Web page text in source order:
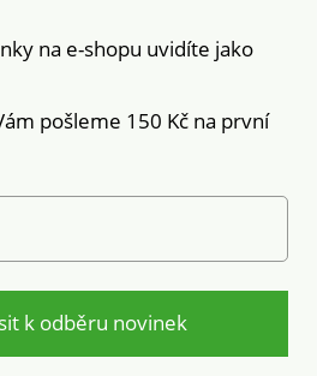
nad rámec platných
norem. Lze prát v
na e-shopu uvidíte jako
pošleme 150 Kč na první
k odběru novinek